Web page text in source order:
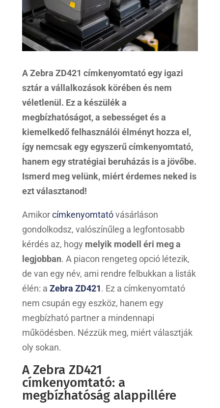
A Zebra ZD421 címkenyomtató egy igazi
sztár a vállalkozások körében és nem
véletlenül. Ez a készülék a
megbízhatóságot, a sebességet és a
kiemelkedő felhasználói élményt hozza el,
így nemcsak egy egyszerű címkenyomtató,
hanem egy stratégiai beruházás is a jövőbe.
Ismerd meg velünk, miért érdemes neked is
ezt választanod!
Amikorcímkenyomtatóvásárláson
gondolkodsz, valószínűleg a legfontosabb
kérdés az, hogy melyik modell éri meg a
legjobban. A piacon rengeteg opció létezik,
de van egy név, ami rendre felbukkan a listák
élén: a Zebra ZD421. Ez a címkenyomtató
nem csupán egy eszköz, hanem egy
megbízható partner a mindennapi
működésben. Nézzük meg, miért választják
oly sokan.
A Zebra ZD421
címkenyomtató: a
megbízhatóság alappillére